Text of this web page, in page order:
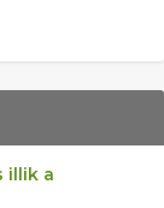
illik a